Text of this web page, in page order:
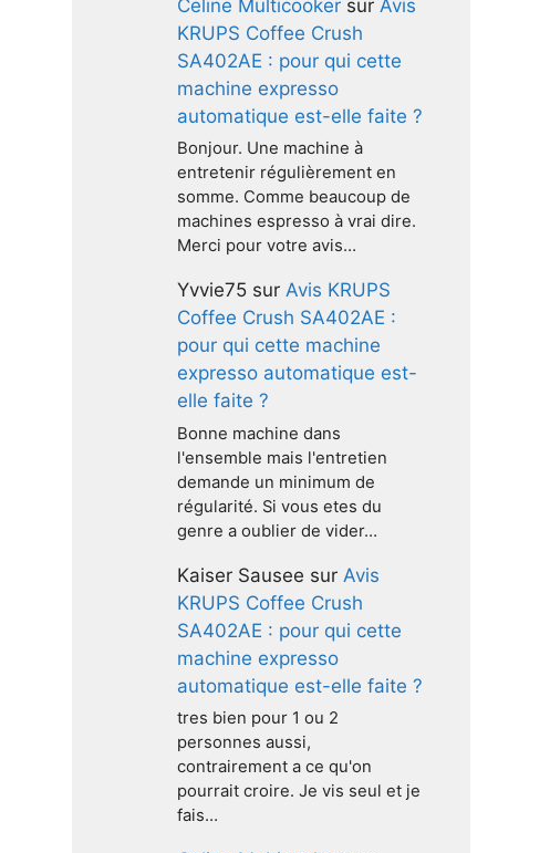
Celine Multicooker surAvis
KRUPS Coffee Crush
SA402AE : pour qui cette
machine expresso
automatique est-elle faite ?
Bonjour. Une machine à
entretenir régulièrement en
somme. Comme beaucoup de
machines espresso à vrai dire.
Merci pour votre avis…
Yvvie75 surAvis KRUPS
Coffee Crush SA402AE :
pour qui cette machine
expresso automatique est-
elle faite ?
Bonne machine dans
l'ensemble mais l'entretien
demande un minimum de
régularité. Si vous etes du
genre a oublier de vider…
Kaiser Sausee sur Avis
KRUPS Coffee Crush
SA402AE : pour qui cette
machine expresso
automatique est-elle faite ?
tres bien pour 1 ou 2
personnes aussi,
contrairement a ce qu'on
pourrait croire. Je vis seul et je
fais…